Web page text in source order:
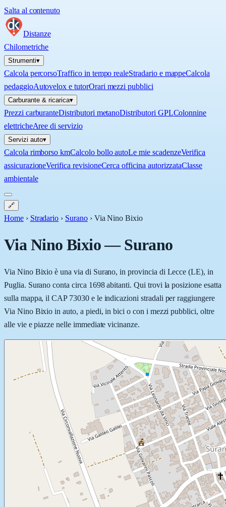
Salta al contenuto
Distanze
Chilometriche
Strumenti▾
Calcola percorsoTraffico in tempo realeStradario e mappeCalcola
pedaggioAutovelox e tutorOrari mezzi pubblici
Carburante & ricarica▾
Prezzi carburanteDistributori metanoDistributori GPLColonnine
elettricheAree di servizio
Servizi auto▾
Calcola rimborso kmCalcolo bollo autoLe mie scadenzeVerifica
assicurazioneVerifica revisioneCerca officina autorizzataClasse
ambientale
🔗
Home › Stradario › Surano › Via Nino Bixio
Via Nino Bixio—Surano
Via Nino Bixio è una via di Surano, in provincia di Lecce (LE), in
Puglia. Surano conta circa 1698 abitanti. Qui trovi la posizione esatta
sulla mappa, il CAP 73030 e le indicazioni stradali per raggiungere
Via Nino Bixio in auto, a piedi, in bici o con i mezzi pubblici, oltre
alle vie e piazze nelle immediate vicinanze.